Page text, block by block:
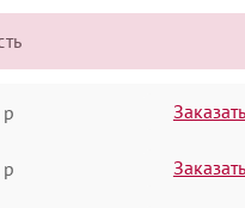
Заказать
Заказать